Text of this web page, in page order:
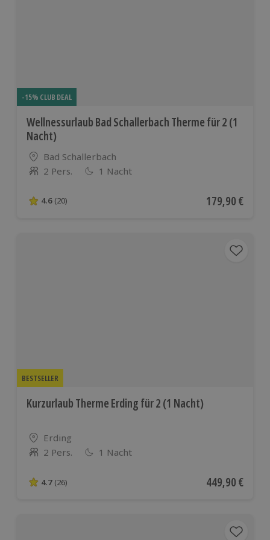
-15% CLUB DEAL
Wellnessurlaub Bad Schallerbach Therme für 2 (1
Nacht)
Standort
Bad Schallerbach
Anzahl der Teilnehmer
2 Pers. 1 Nacht
4.6 von 5 Sternen basierend auf 20 Bewertungen
4.6 (20) Aktueller Preis
179,90 €
BESTSELLER
Kurzurlaub Therme Erding für 2 (1 Nacht)
Standort
Erding
Anzahl der Teilnehmer
2 Pers. 1 Nacht
4.7 von 5 Sternen basierend auf 26 Bewertungen
4.7 (26) Aktueller Preis
449,90 €